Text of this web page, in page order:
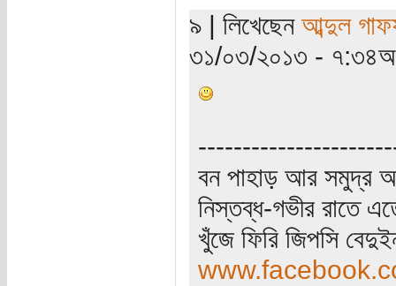
৯ | লিখেছেন আব্দুল
৩১/০৩/২০১৩ -
বন পাহাড় আর সমুদ্র
নিস্তব্ধ-গভীর রাতে
খুঁজে ফিরি জিপসি